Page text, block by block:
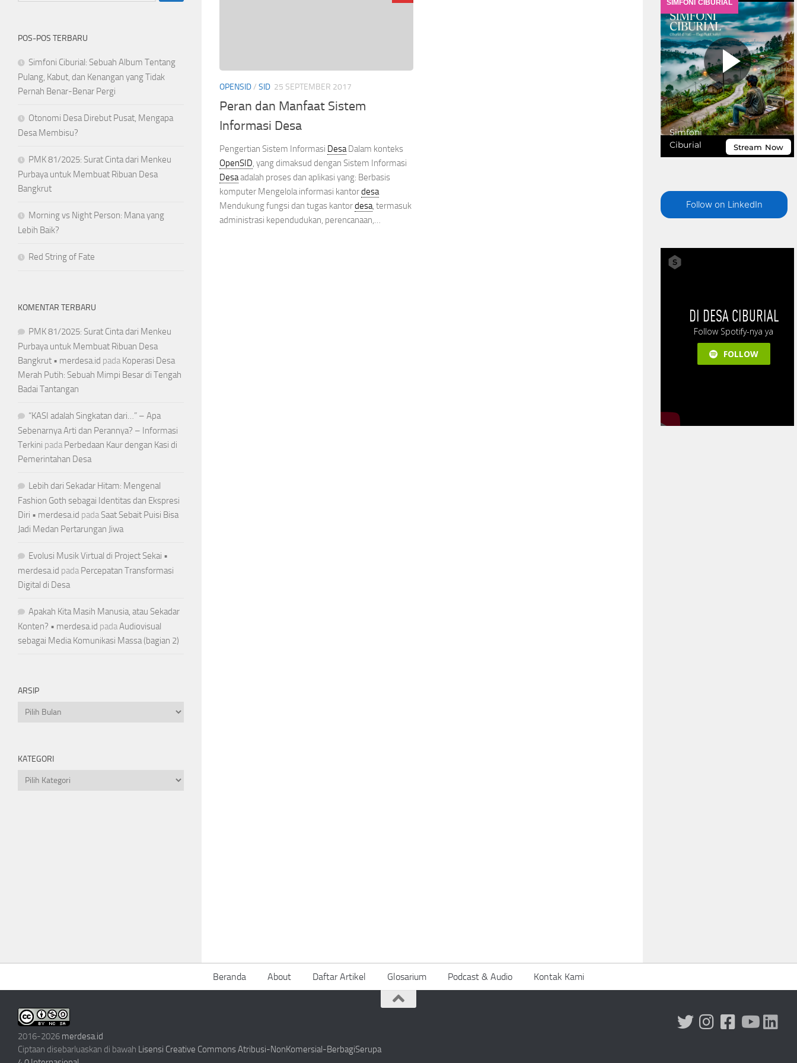
OPENSID/ SID 25 SEPTEMBER 2017
Peran dan Manfaat Sistem
Informasi Desa
Pengertian Sistem Informasi DesaDalam konteks
OpenSID, yang dimaksud dengan Sistem Informasi
Desaadalah proses dan aplikasi yang: Berbasis
komputer Mengelola informasi kantordesa
Mendukung fungsi dan tugas kantordesa, termasuk
administrasi kependudukan, perencanaan,…
POS-POS TERBARU
Simfoni Ciburial: Sebuah Album Tentang
Pulang, Kabut, dan Kenangan yang Tidak
Pernah Benar-Benar Pergi
Otonomi Desa Direbut Pusat, Mengapa
Desa Membisu?
PMK 81/2025: Surat Cinta dari Menkeu
Purbaya untuk Membuat Ribuan Desa
Bangkrut
Morning vs Night Person: Mana yang
Lebih Baik?
Red String of Fate
KOMENTAR TERBARU
PMK 81/2025: Surat Cinta dari Menkeu
Purbaya untuk Membuat Ribuan Desa
Bangkrut • merdesa.id pada Koperasi Desa
Merah Putih: Sebuah Mimpi Besar di Tengah
Badai Tantangan
“KASI adalah Singkatan dari…” – Apa
Sebenarnya Arti dan Perannya? – Informasi
Terkini pada Perbedaan Kaur dengan Kasi di
Pemerintahan Desa
Lebih dari Sekadar Hitam: Mengenal
Fashion Goth sebagai Identitas dan Ekspresi
Diri • merdesa.id pada Saat Sebait Puisi Bisa
Jadi Medan Pertarungan Jiwa
Evolusi Musik Virtual di Project Sekai •
merdesa.id pada Percepatan Transformasi
Digital di Desa
Apakah Kita Masih Manusia, atau Sekadar
Konten? • merdesa.id padaAudiovisual
sebagai Media Komunikasi Massa (bagian 2)
ARSIP
Arsip
KATEGORI
Kategori
Follow on LinkedIn
Beranda About Daftar Artikel Glosarium Podcast & Audio Kontak Kami
2016-2026 merdesa.id
Ciptaan disebarluaskan di bawah Lisensi Creative Commons Atribusi-NonKomersial-BerbagiSerupa